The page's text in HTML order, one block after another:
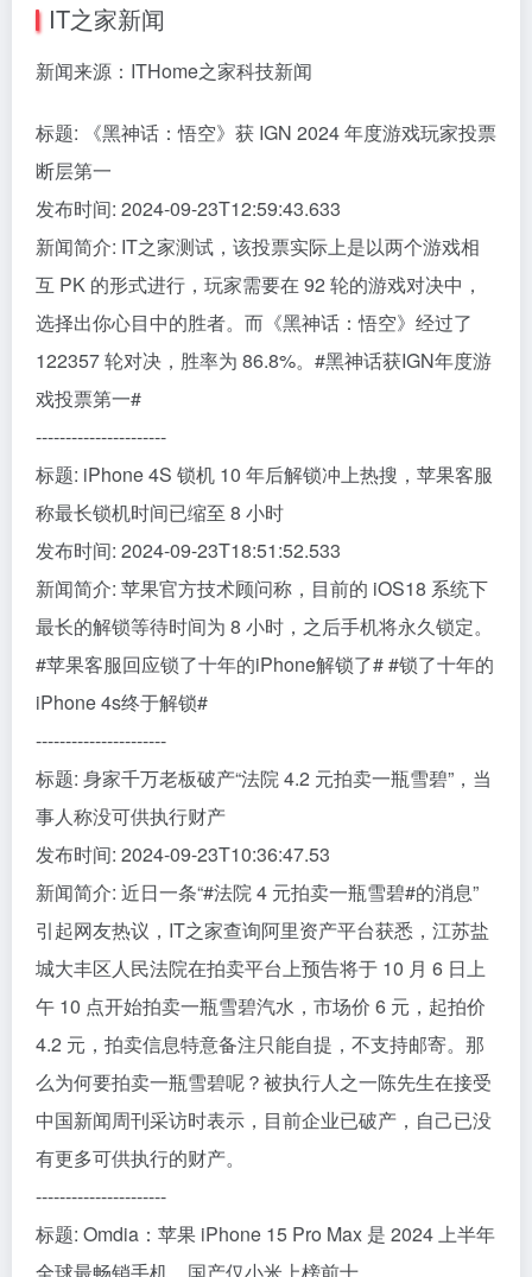
IT之家新闻
新闻来源：ITHome之家科技新闻
标题: 《黑神话：悟空》获 IGN 2024 年度游戏玩家投票
断层第一
发布时间: 2024-09-23T12:59:43.633
新闻简介: IT之家测试，该投票实际上是以两个游戏相
互 PK 的形式进行，玩家需要在 92 轮的游戏对决中，
选择出你心目中的胜者。而《黑神话：悟空》经过了
122357 轮对决，胜率为 86.8%。#黑神话获IGN年度游
戏投票第一#
----------------------
标题: iPhone 4S 锁机 10 年后解锁冲上热搜，苹果客服
称最长锁机时间已缩至 8 小时
发布时间: 2024-09-23T18:51:52.533
新闻简介: 苹果官方技术顾问称，目前的 iOS18 系统下
最长的解锁等待时间为 8 小时，之后手机将永久锁定。
#苹果客服回应锁了十年的iPhone解锁了# #锁了十年的
iPhone 4s终于解锁#
----------------------
标题: 身家千万老板破产“法院 4.2 元拍卖一瓶雪碧”，当
事人称没可供执行财产
发布时间: 2024-09-23T10:36:47.53
新闻简介: 近日一条“#法院 4 元拍卖一瓶雪碧#的消息”
引起网友热议，IT之家查询阿里资产平台获悉，江苏盐
城大丰区人民法院在拍卖平台上预告将于 10 月 6 日上
午 10 点开始拍卖一瓶雪碧汽水，市场价 6 元，起拍价
4.2 元，拍卖信息特意备注只能自提，不支持邮寄。那
么为何要拍卖一瓶雪碧呢？被执行人之一陈先生在接受
中国新闻周刊采访时表示，目前企业已破产，自己已没
有更多可供执行的财产。
----------------------
标题: Omdia：苹果 iPhone 15 Pro Max 是 2024 上半年